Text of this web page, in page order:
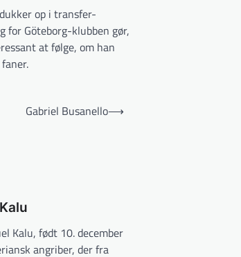
op i transfer-
for Göteborg-klubben gør,
at følge, om han
Gabriel Busanello⟶
Kalu, født 10. december
angriber, der fra